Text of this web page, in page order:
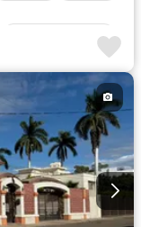
Cocina equipada